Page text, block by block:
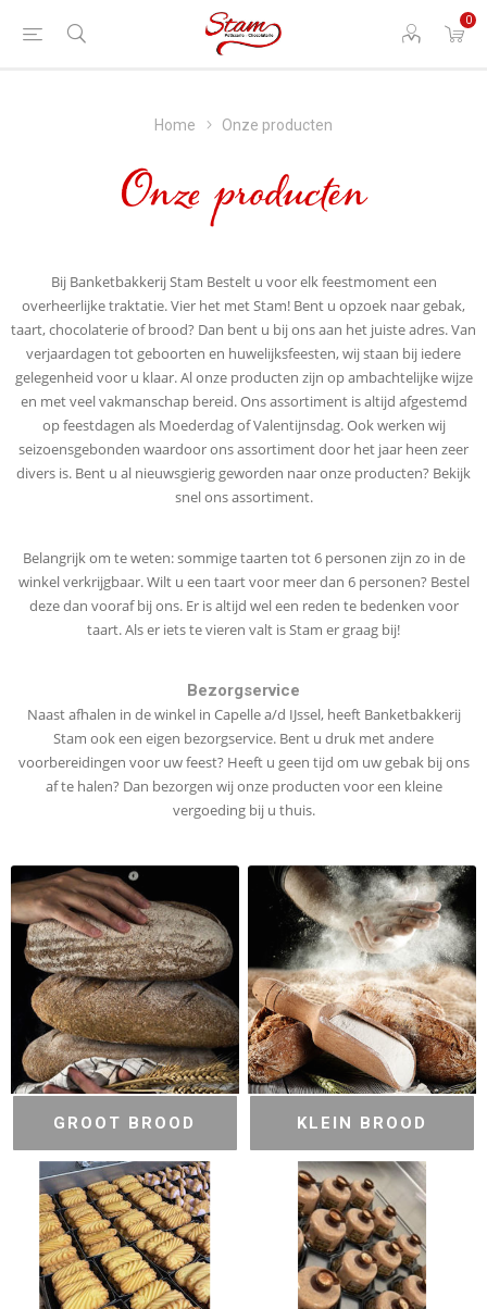
0
Home Onze producten
Onze producten
Bij Banketbakkerij Stam Bestelt u voor elk feestmoment een
overheerlijke traktatie. Vier het met Stam! Bent u opzoek naar gebak,
taart, chocolaterie of brood? Dan bent u bij ons aan het juiste adres. Van
verjaardagen tot geboorten en huwelijksfeesten, wij staan bij iedere
gelegenheid voor u klaar. Al onze producten zijn op ambachtelijke wijze
en met veel vakmanschap bereid. Ons assortiment is altijd afgestemd
op feestdagen als Moederdag of Valentijnsdag. Ook werken wij
seizoensgebonden waardoor ons assortiment door het jaar heen zeer
divers is. Bent u al nieuwsgierig geworden naar onze producten? Bekijk
snel ons assortiment.
Belangrijk om te weten: sommige taarten tot 6 personen zijn zo in de
winkel verkrijgbaar. Wilt u een taart voor meer dan 6 personen? Bestel
deze dan vooraf bij ons. Er is altijd wel een reden te bedenken voor
taart. Als er iets te vieren valt is Stam er graag bij!
Bezorgservice
Naast afhalen in de winkel in Capelle a/d IJssel, heeft Banketbakkerij
Stam ook een eigen bezorgservice. Bent u druk met andere
voorbereidingen voor uw feest? Heeft u geen tijd om uw gebak bij ons
af te halen? Dan bezorgen wij onze producten voor een kleine
vergoeding bij u thuis.
GROOT BROOD KLEIN BROOD